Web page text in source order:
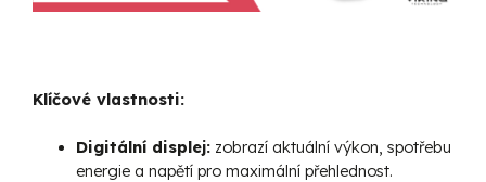
Klíčové vlastnosti:
Digitální displej: zobrazí aktuální výkon, spotřebu
energie a napětí pro maximální přehlednost.